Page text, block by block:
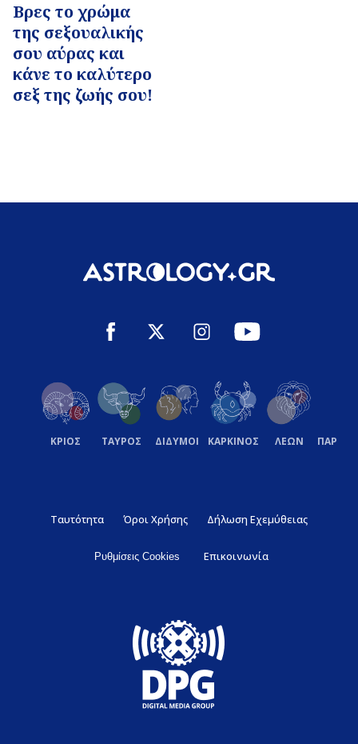
Βρες το χρώμα
της σεξουαλικής
σου αύρας και
κάνε το καλύτερο
σεξ της ζωής σου!
ΚΡΙΟΣ ΤΑΥΡΟΣ ΔΙΔΥΜΟΙ ΚΑΡΚΙΝΟΣ ΛΕΩΝ
Ταυτότητα Όροι Χρήσης Δήλωση Εχεμύθειας
Ρυθμίσεις Cookies Επικοινωνία